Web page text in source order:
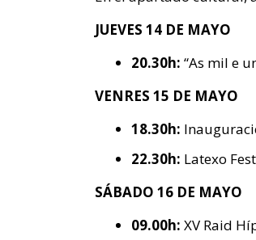
JUEVES 14 DE MAYO
20.30h: “As mil e
VENRES 15 DE MAYO
18.30h:
22.30h: Latexo
SÁBADO 16 DE MAYO
09.00h: XV Raid